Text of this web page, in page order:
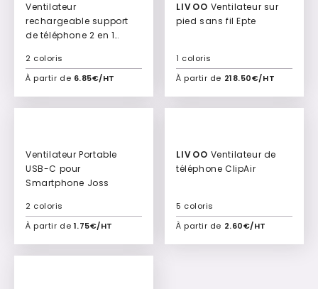
Ventilateur
rechargeable support
de téléphone 2 en 1
À partir de 6.85€/HT
2 coloris
Ajouter à mon devis
LIVOO
pied sans fil Epte
À partir de 218.50€/HT
1 coloris
Ajouter à mon devis
Ventilateur Portable
USB-C pour
Smartphone Joss
À partir de 1.75€/HT
2 coloris
Ajouter à mon devis
LIVOO
téléphone ClipAir
À partir de 2.60€/HT
5 coloris
Ajouter à mon devis